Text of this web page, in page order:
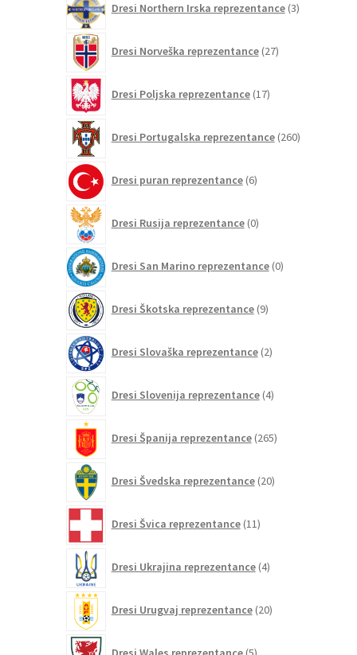
Dresi Northern Irska reprezentance 3izdelki
Dresi Norveška reprezentance 27izdelkov
Dresi Poljska reprezentance 17izdelkov
Dresi Portugalska reprezentance 260izdelkov
Dresi puran reprezentance 6izdelkov
Dresi Rusija reprezentance 0izdelkov
Dresi San Marino reprezentance 0izdelkov
Dresi Škotska reprezentance 9izdelkov
Dresi Slovaška reprezentance 2izdelka
Dresi Slovenija reprezentance 4izdelki
Dresi Španija reprezentance 265izdelkov
Dresi Švedska reprezentance 20izdelkov
Dresi Švica reprezentance 11izdelkov
Dresi Ukrajina reprezentance 4izdelki
Dresi Urugvaj reprezentance 20izdelkov